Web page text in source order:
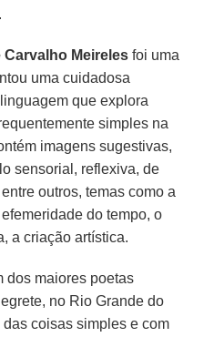
.
Meireles foi uma
uma cuidadosa
que explora
simples na
imagens sugestivas,
sensorial, reflexiva, de
outros, temas como a
do tempo, o
a criação artística.
dos maiores poetas
no Rio Grande do
coisas simples e com